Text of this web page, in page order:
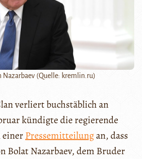
Nazarbaev (Quelle: kremlin.ru)
verliert buchstäblich an
kündigte die regierende
einerPressemitteilungan, dass
Bolat Nazarbaev, dem Bruder